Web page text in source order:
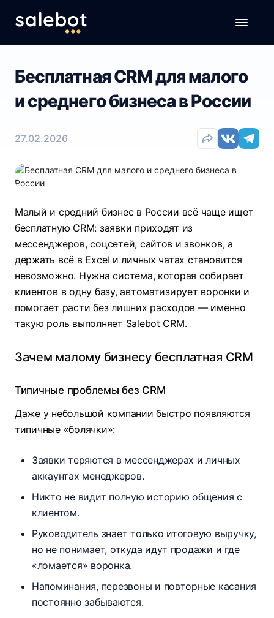
Бесплатная CRM для малого
и среднего бизнеса в России
27.02.2026
Малый и средний бизнес в России всё чаще ищет
бесплатную CRM: заявки приходят из
мессенджеров, соцсетей, сайтов и звонков, а
держать всё в Excel и личных чатах становится
невозможно. Нужна система, которая собирает
клиентов в одну базу, автоматизирует воронки и
помогает расти без лишних расходов — именно
такую роль выполняет Salebot CRM.
Зачем малому бизнесу бесплатная CRM
Типичные проблемы без CRM
Даже у небольшой компании быстро появляются
типичные «болячки»:
Заявки теряются в мессенджерах и личных
аккаунтах менеджеров.​
Никто не видит полную историю общения с
клиентом.
Руководитель знает только итоговую выручку,
но не понимает, откуда идут продажи и где
«ломается» воронка.
Напоминания, перезвоны и повторные касания
постоянно забываются.